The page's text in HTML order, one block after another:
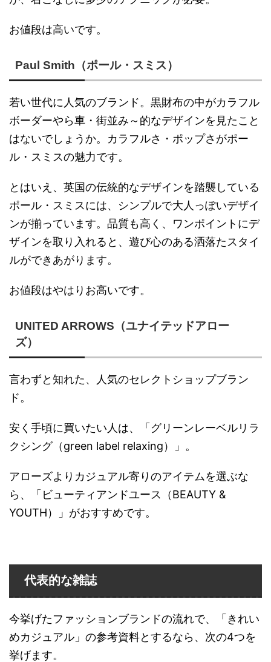
お値段は高いです。
Paul Smith（ポール・スミス）
若い世代に人気のブランド。黒財布の中がカラフル
ボーダーやら車・街並み～的なデザインを見たこと
はないでしょうか。カラフルさ・ポップさがポー
ル・スミスの魅力です。
とはいえ、英国の伝統的なデザインを踏襲している
ポール・スミスには、シンプルで大人っぽいデザイ
ンが揃っています。品質も高く、ワンポイントにデ
ザインを取り入れると、遊び心のある洒落たスタイ
ルができあがります。
お値段はやはりお高いです。
UNITED ARROWS（ユナイテッドアロー
ズ）
言わずと知れた、人気のセレクトショップブラン
ド。
安く手頃に買いたい人は、「グリーンレーベルリラ
クシング（green label relaxing）」。
アローズよりカジュアル寄りのアイテムを選ぶな
ら、「ビューティアンドユース（BEAUTY &
YOUTH）」がおすすめです。
代表的な雑誌
今挙げたファッションブランドの流れで、「きれい
めカジュアル」の参考資料とするなら、次の4つを
挙げます。